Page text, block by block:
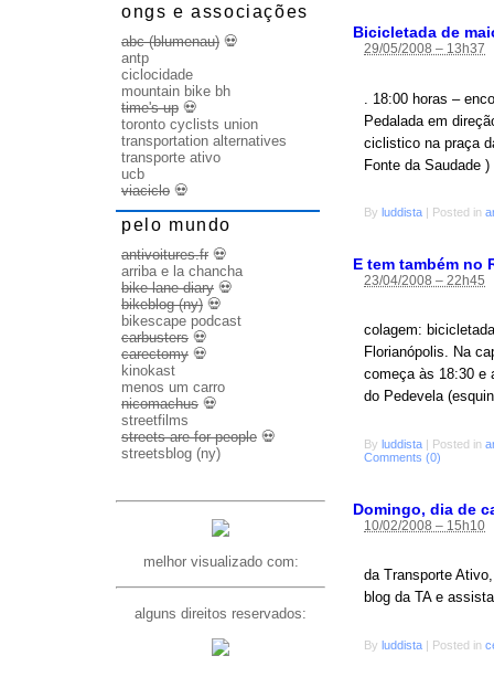
Bicicletada de
29/05/2008 – 13h37
. 18:00 horas –
Pedalada em
ciclistico na praça
Fonte da Saudade
By luddista | Posted in
E tem também no
23/04/2008 – 22h45
colagem:
Florianópolis. Na
começa às 18:30 e
do Pedevela
By luddista | Posted in
Comments (0)
Domingo, dia de
10/02/2008 – 15h10
da Transporte
blog da TA e
By luddista | Posted in
ongs e associações
abc (blumenau) 💀
antp
ciclocidade
mountain bike bh
time's up 💀
toronto cyclists union
transportation alternatives
transporte ativo
ucb
viaciclo 💀
pelo mundo
antivoitures.fr 💀
arriba e la chancha
bike lane diary 💀
bikeblog (ny) 💀
bikescape podcast
carbusters 💀
carectomy 💀
kinokast
menos um carro
nicomachus 💀
streetfilms
streets are for people 💀
streetsblog (ny)
melhor visualizado com:
alguns direitos reservados: